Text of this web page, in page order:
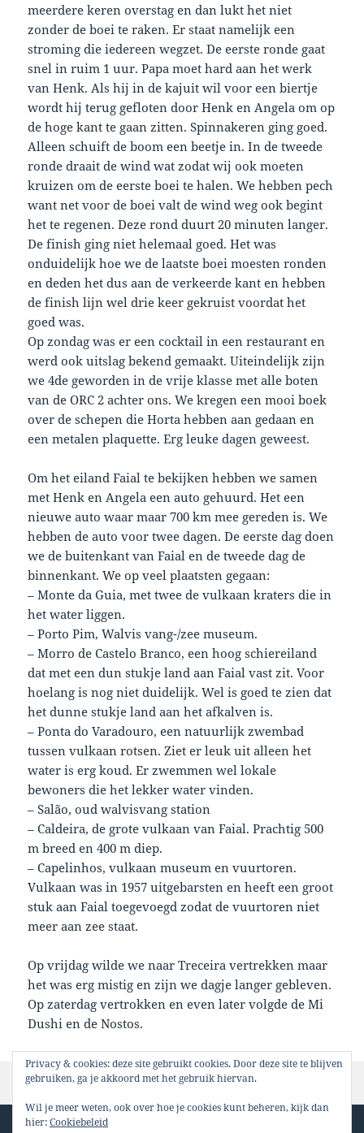
meerdere keren overstag en dan lukt het niet
zonder de boei te raken. Er staat namelijk een
stroming die iedereen wegzet. De eerste ronde gaat
snel in ruim 1 uur. Papa moet hard aan het werk
van Henk. Als hij in de kajuit wil voor een biertje
wordt hij terug gefloten door Henk en Angela om op
de hoge kant te gaan zitten. Spinnakeren ging goed.
Alleen schuift de boom een beetje in. In de tweede
ronde draait de wind wat zodat wij ook moeten
kruizen om de eerste boei te halen. We hebben pech
want net voor de boei valt de wind weg ook begint
het te regenen. Deze rond duurt 20 minuten langer.
De finish ging niet helemaal goed. Het was
onduidelijk hoe we de laatste boei moesten ronden
en deden het dus aan de verkeerde kant en hebben
de finish lijn wel drie keer gekruist voordat het
goed was.
Op zondag was er een cocktail in een restaurant en
werd ook uitslag bekend gemaakt. Uiteindelijk zijn
we 4de geworden in de vrije klasse met alle boten
van de ORC 2 achter ons. We kregen een mooi boek
over de schepen die Horta hebben aan gedaan en
een metalen plaquette. Erg leuke dagen geweest.
Om het eiland Faial te bekijken hebben we samen
met Henk en Angela een auto gehuurd. Het een
nieuwe auto waar maar 700 km mee gereden is. We
hebben de auto voor twee dagen. De eerste dag doen
we de buitenkant van Faial en de tweede dag de
binnenkant. We op veel plaatsten gegaan:
– Monte da Guia, met twee de vulkaan kraters die in
het water liggen.
– Porto Pim, Walvis vang-/zee museum.
– Morro de Castelo Branco, een hoog schiereiland
dat met een dun stukje land aan Faial vast zit. Voor
hoelang is nog niet duidelijk. Wel is goed te zien dat
het dunne stukje land aan het afkalven is.
– Ponta do Varadouro, een natuurlijk zwembad
tussen vulkaan rotsen. Ziet er leuk uit alleen het
water is erg koud. Er zwemmen wel lokale
bewoners die het lekker water vinden.
– Salão, oud walvisvang station
– Caldeira, de grote vulkaan van Faial. Prachtig 500
m breed en 400 m diep.
– Capelinhos, vulkaan museum en vuurtoren.
Vulkaan was in 1957 uitgebarsten en heeft een groot
stuk aan Faial toegevoegd zodat de vuurtoren niet
meer aan zee staat.
Op vrijdag wilde we naar Treceira vertrekken maar
het was erg mistig en zijn we dagje langer gebleven.
Op zaterdag vertrokken en even later volgde de Mi
Dushi en de Nostos.
Geplaatst
4 juli 2009 Auteur
Marcel Categorieën
6 Azoren
Berichten
Privacy & cookies: deze site gebruikt cookies. Door deze site te blijven
gebruiken, ga je akkoord met het gebruik hiervan.
Wil je meer weten, ook over hoe je cookies kunt beheren, kijk dan
hier:Cookiebeleid